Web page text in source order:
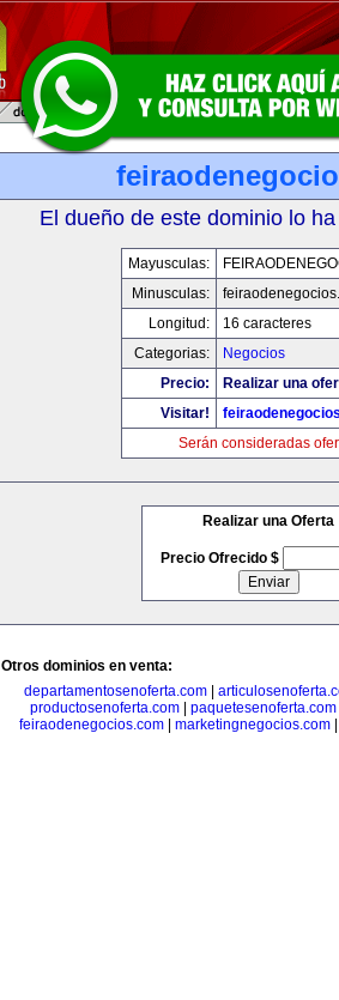
El dueño de este dominio lo
Mayusculas:
Minusculas:
Longitud:
16 caracteres
Categorias:
Negocios
Precio:
Realizar una
Visitar!
Serán consideradas
Realizar una Oferta
Precio Ofrecido $
Otros dominios en venta:
departamentosenoferta.com
productosenoferta.com| paquetesenoferta.com
feiraodenegocios.com
marketingnegocios.com